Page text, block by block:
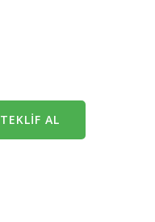
TEKLİF AL